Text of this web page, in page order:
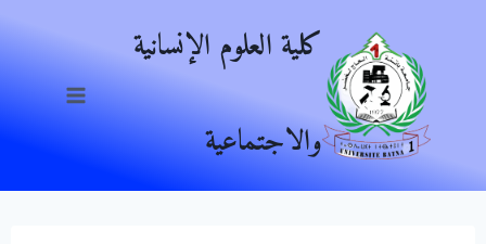
content
كلية العلوم الإنسانية
والاجتماعية